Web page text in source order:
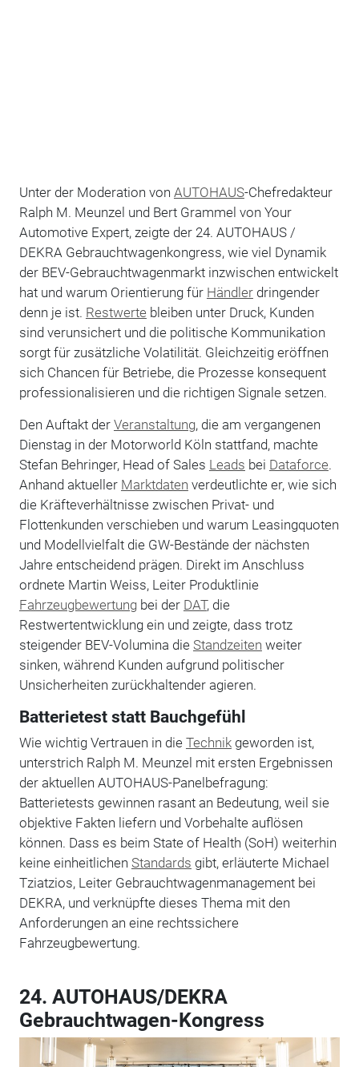
Unter der Moderation von AUTOHAUS-Chefredakteur
Ralph M. Meunzel und Bert Grammel von Your
Automotive Expert, zeigte der 24. AUTOHAUS /
DEKRA Gebrauchtwagenkongress, wie viel Dynamik
der BEV-Gebrauchtwagenmarkt inzwischen entwickelt
hat und warum Orientierung für Händlerdringender
denn je ist. Restwerte bleiben unter Druck, Kunden
sind verunsichert und die politische Kommunikation
sorgt für zusätzliche Volatilität. Gleichzeitig eröffnen
sich Chancen für Betriebe, die Prozesse konsequent
professionalisieren und die richtigen Signale setzen.
Den Auftakt der Veranstaltung, die am vergangenen
Dienstag in der Motorworld Köln stattfand, machte
Stefan Behringer, Head of Sales Leads bei Dataforce.
Anhand aktueller Marktdaten verdeutlichte er, wie sich
die Kräfteverhältnisse zwischen Privat- und
Flottenkunden verschieben und warum Leasingquoten
und Modellvielfalt die GW-Bestände der nächsten
Jahre entscheidend prägen. Direkt im Anschluss
ordnete Martin Weiss, Leiter Produktlinie
Fahrzeugbewertungbei der DAT, die
Restwertentwicklung ein und zeigte, dass trotz
steigender BEV-Volumina die Standzeiten weiter
sinken, während Kunden aufgrund politischer
Unsicherheiten zurückhaltender agieren.
Batterietest statt Bauchgefühl
Wie wichtig Vertrauen in die Technikgeworden ist,
unterstrich Ralph M. Meunzel mit ersten Ergebnissen
der aktuellen AUTOHAUS-Panelbefragung:
Batterietests gewinnen rasant an Bedeutung, weil sie
objektive Fakten liefern und Vorbehalte auflösen
können. Dass es beim State of Health (SoH) weiterhin
keine einheitlichen Standards gibt, erläuterte Michael
Tziatzios, Leiter Gebrauchtwagenmanagement bei
DEKRA, und verknüpfte dieses Thema mit den
Anforderungen an eine rechtssichere
Fahrzeugbewertung.
24. AUTOHAUS/DEKRA
Gebrauchtwagen-Kongress